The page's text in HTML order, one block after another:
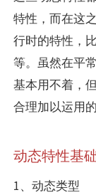
特性，而在这
行时的特性，
等。虽然在平
基本用不着，
合理加以运用
动态特性基
1、动态类型